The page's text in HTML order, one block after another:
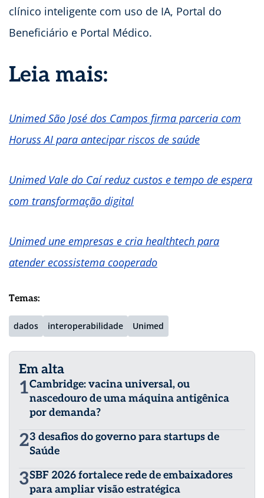
clínico inteligente com uso de IA, Portal do
Beneficiário e Portal Médico.
Leia mais:
Unimed São José dos Campos firma parceria com
Horuss AI para antecipar riscos de saúde
Unimed Vale do Caí reduz custos e tempo de espera
com transformação digital
Unimed une empresas e cria healthtech para
atender ecossistema cooperado
Temas:
dados interoperabilidade Unimed
Em alta
1Cambridge: vacina universal, ou
nascedouro de uma máquina antigênica
por demanda?
23 desafios do governo para startups de
Saúde
3SBF 2026 fortalece rede de embaixadores
para ampliar visão estratégica